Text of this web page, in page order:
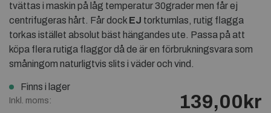
tvättas i maskin på låg temperatur 30grader men får ej
centrifugeras hårt. Får dock EJ torktumlas, rutig flagga
torkas istället absolut bäst hängandes ute. Passa på att
köpa flera rutiga flaggor då de är en förbrukningsvara som
småningom naturligtvis slits i väder och vind.
Finns i lager
Inkl. moms: 139,00kr